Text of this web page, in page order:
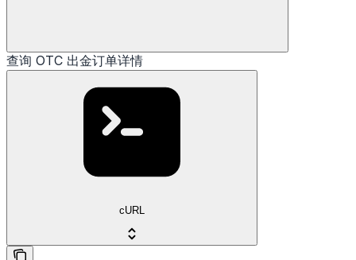
查询 OTC 出金订单详情
cURL